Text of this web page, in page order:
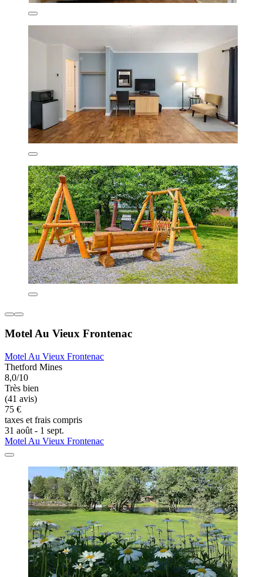
Motel Au Vieux Frontenac
Motel Au Vieux Frontenac
Thetford Mines
8,0/10
Très bien
(41 avis)
75 €
taxes et frais compris
31 août - 1 sept.
Motel Au Vieux Frontenac